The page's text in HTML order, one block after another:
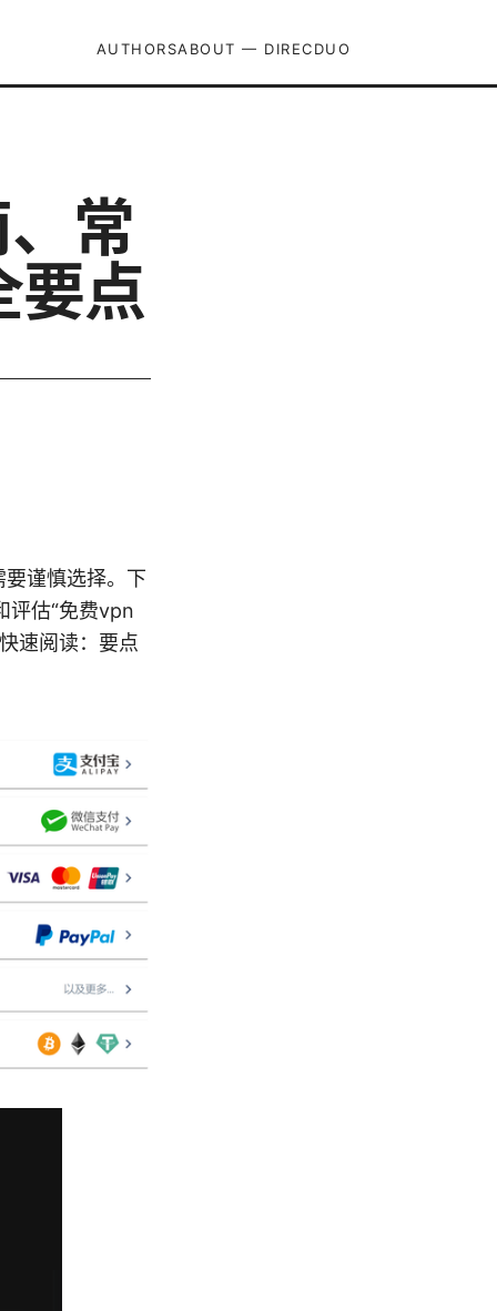
AUTHORSABOUT — DIRECDUO
常
要点
谨慎选择。下
评估“免费vpn
速阅读：要点